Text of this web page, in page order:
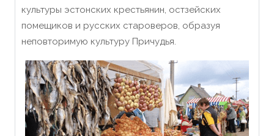
культуры эстонских крестьянин, остзейских
помещиков и русских староверов, образуя
неповторимую культуру Причудья.